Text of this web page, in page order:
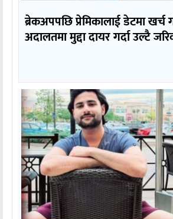
ब्रेकअपपछि प्रेमिकालाई डेटमा
अदालतमा मुद्दा दायर गर्दा उल्टै